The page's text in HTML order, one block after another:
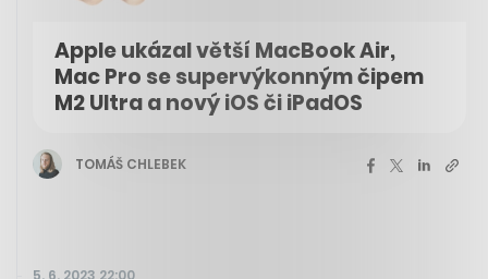
Apple ukázal větší MacBook Air,
Mac Pro se supervýkonným čipem
M2 Ultra a nový iOS či iPadOS
TOMÁŠ CHLEBEK